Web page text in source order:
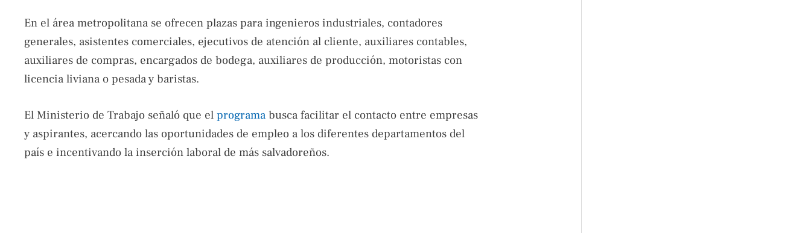
En el área metropolitana se ofrecen plazas para ingenieros industriales, contadores
generales, asistentes comerciales, ejecutivos de atención al cliente, auxiliares contables,
auxiliares de compras, encargados de bodega, auxiliares de producción, motoristas con
licencia liviana o pesada y baristas.
El Ministerio de Trabajo señaló que el programa busca facilitar el contacto entre empresas
y aspirantes, acercando las oportunidades de empleo a los diferentes departamentos del
país e incentivando la inserción laboral de más salvadoreños.